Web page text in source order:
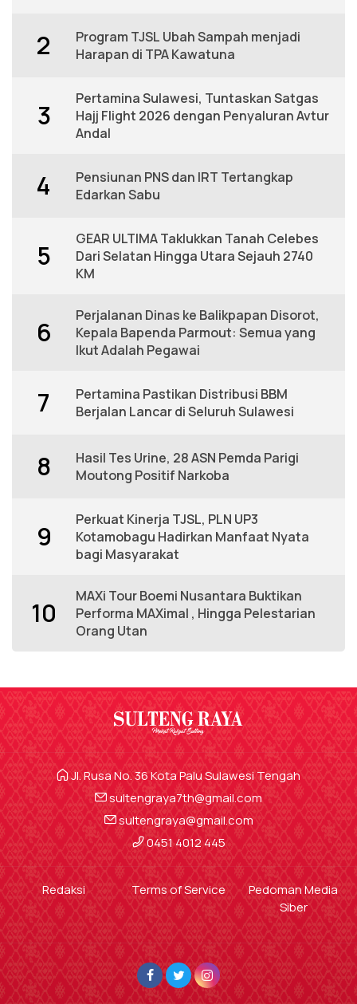
2
Program TJSL Ubah Sampah menjadi
Harapan di TPA Kawatuna
3
Pertamina Sulawesi, Tuntaskan Satgas
Hajj Flight 2026 dengan Penyaluran Avtur
Andal
4
Pensiunan PNS dan IRT Tertangkap
Edarkan Sabu
5
GEAR ULTIMA Taklukkan Tanah Celebes
Dari Selatan Hingga Utara Sejauh 2740
KM
6
Perjalanan Dinas ke Balikpapan Disorot,
Kepala Bapenda Parmout: Semua yang
Ikut Adalah Pegawai
7
Pertamina Pastikan Distribusi BBM
Berjalan Lancar di Seluruh Sulawesi
8
Hasil Tes Urine, 28 ASN Pemda Parigi
Moutong Positif Narkoba
9
Perkuat Kinerja TJSL, PLN UP3
Kotamobagu Hadirkan Manfaat Nyata
bagi Masyarakat
10
MAXi Tour Boemi Nusantara Buktikan
Performa MAXimal , Hingga Pelestarian
Orang Utan
Jl. Rusa No. 36 Kota Palu Sulawesi Tengah
sultengraya7th@gmail.com
sultengraya@gmail.com
0451 4012 445
Redaksi Terms of Service
Pedoman Media
Siber